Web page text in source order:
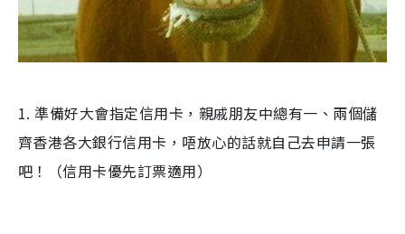
1. 準備好大會指定信用卡，親戚朋友中總有一、兩個儲
齊香港各大銀行信用卡，唔放心的話就自己去申請一張
吧！（信用卡優先訂票適用）